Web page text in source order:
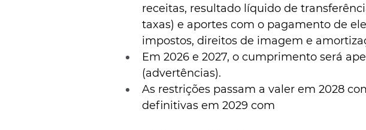
receitas, resultado líquido de
taxas) e aportes com o pagamento de
impostos, direitos de imagem e
Em 2026 e 2027, o cumprimento será
(advertências).
As restrições passam a valer em 2028
definitivas em 2029 com